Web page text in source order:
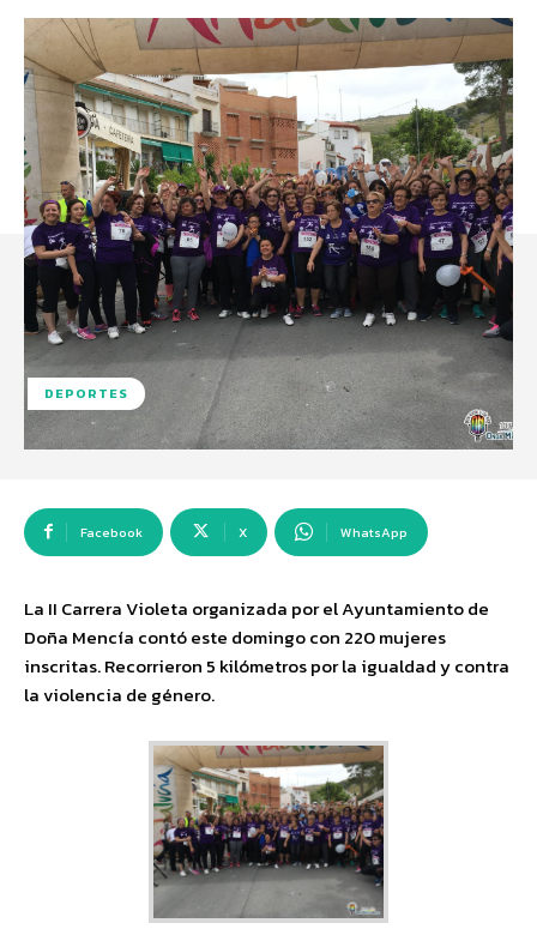
DEPORTES
Facebook X WhatsApp
La II Carrera Violeta organizada por el Ayuntamiento de
Doña Mencía contó este domingo con 220 mujeres
inscritas. Recorrieron 5 kilómetros por la igualdad y contra
la violencia de género.